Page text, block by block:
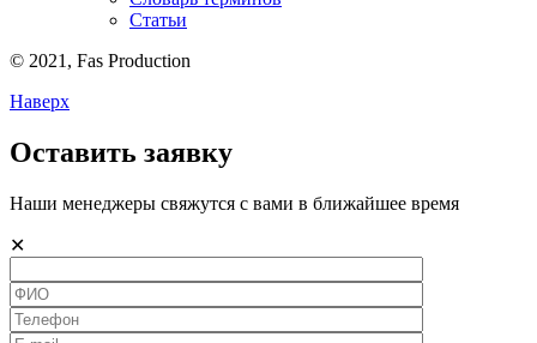
Статьи
© 2021, Fas Production
Наверх
Оставить заявку
Наши менеджеры свяжутся с вами в ближайшее время
✕